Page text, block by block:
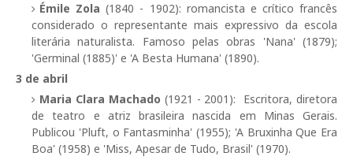
Émile Zola(1840 - 1902): romancista e crítico francês
considerado o representante mais expressivo da escola
literária naturalista. Famoso pelas obras 'Nana' (1879);
'Germinal (1885)' e 'A Besta Humana' (1890).
3 de abril
Maria Clara Machado (1921 - 2001): Escritora, diretora
de teatro e atriz brasileira nascida em Minas Gerais.
Publicou 'Pluft, o Fantasminha' (1955); 'A Bruxinha Que Era
Boa' (1958) e 'Miss, Apesar de Tudo, Brasil' (1970).